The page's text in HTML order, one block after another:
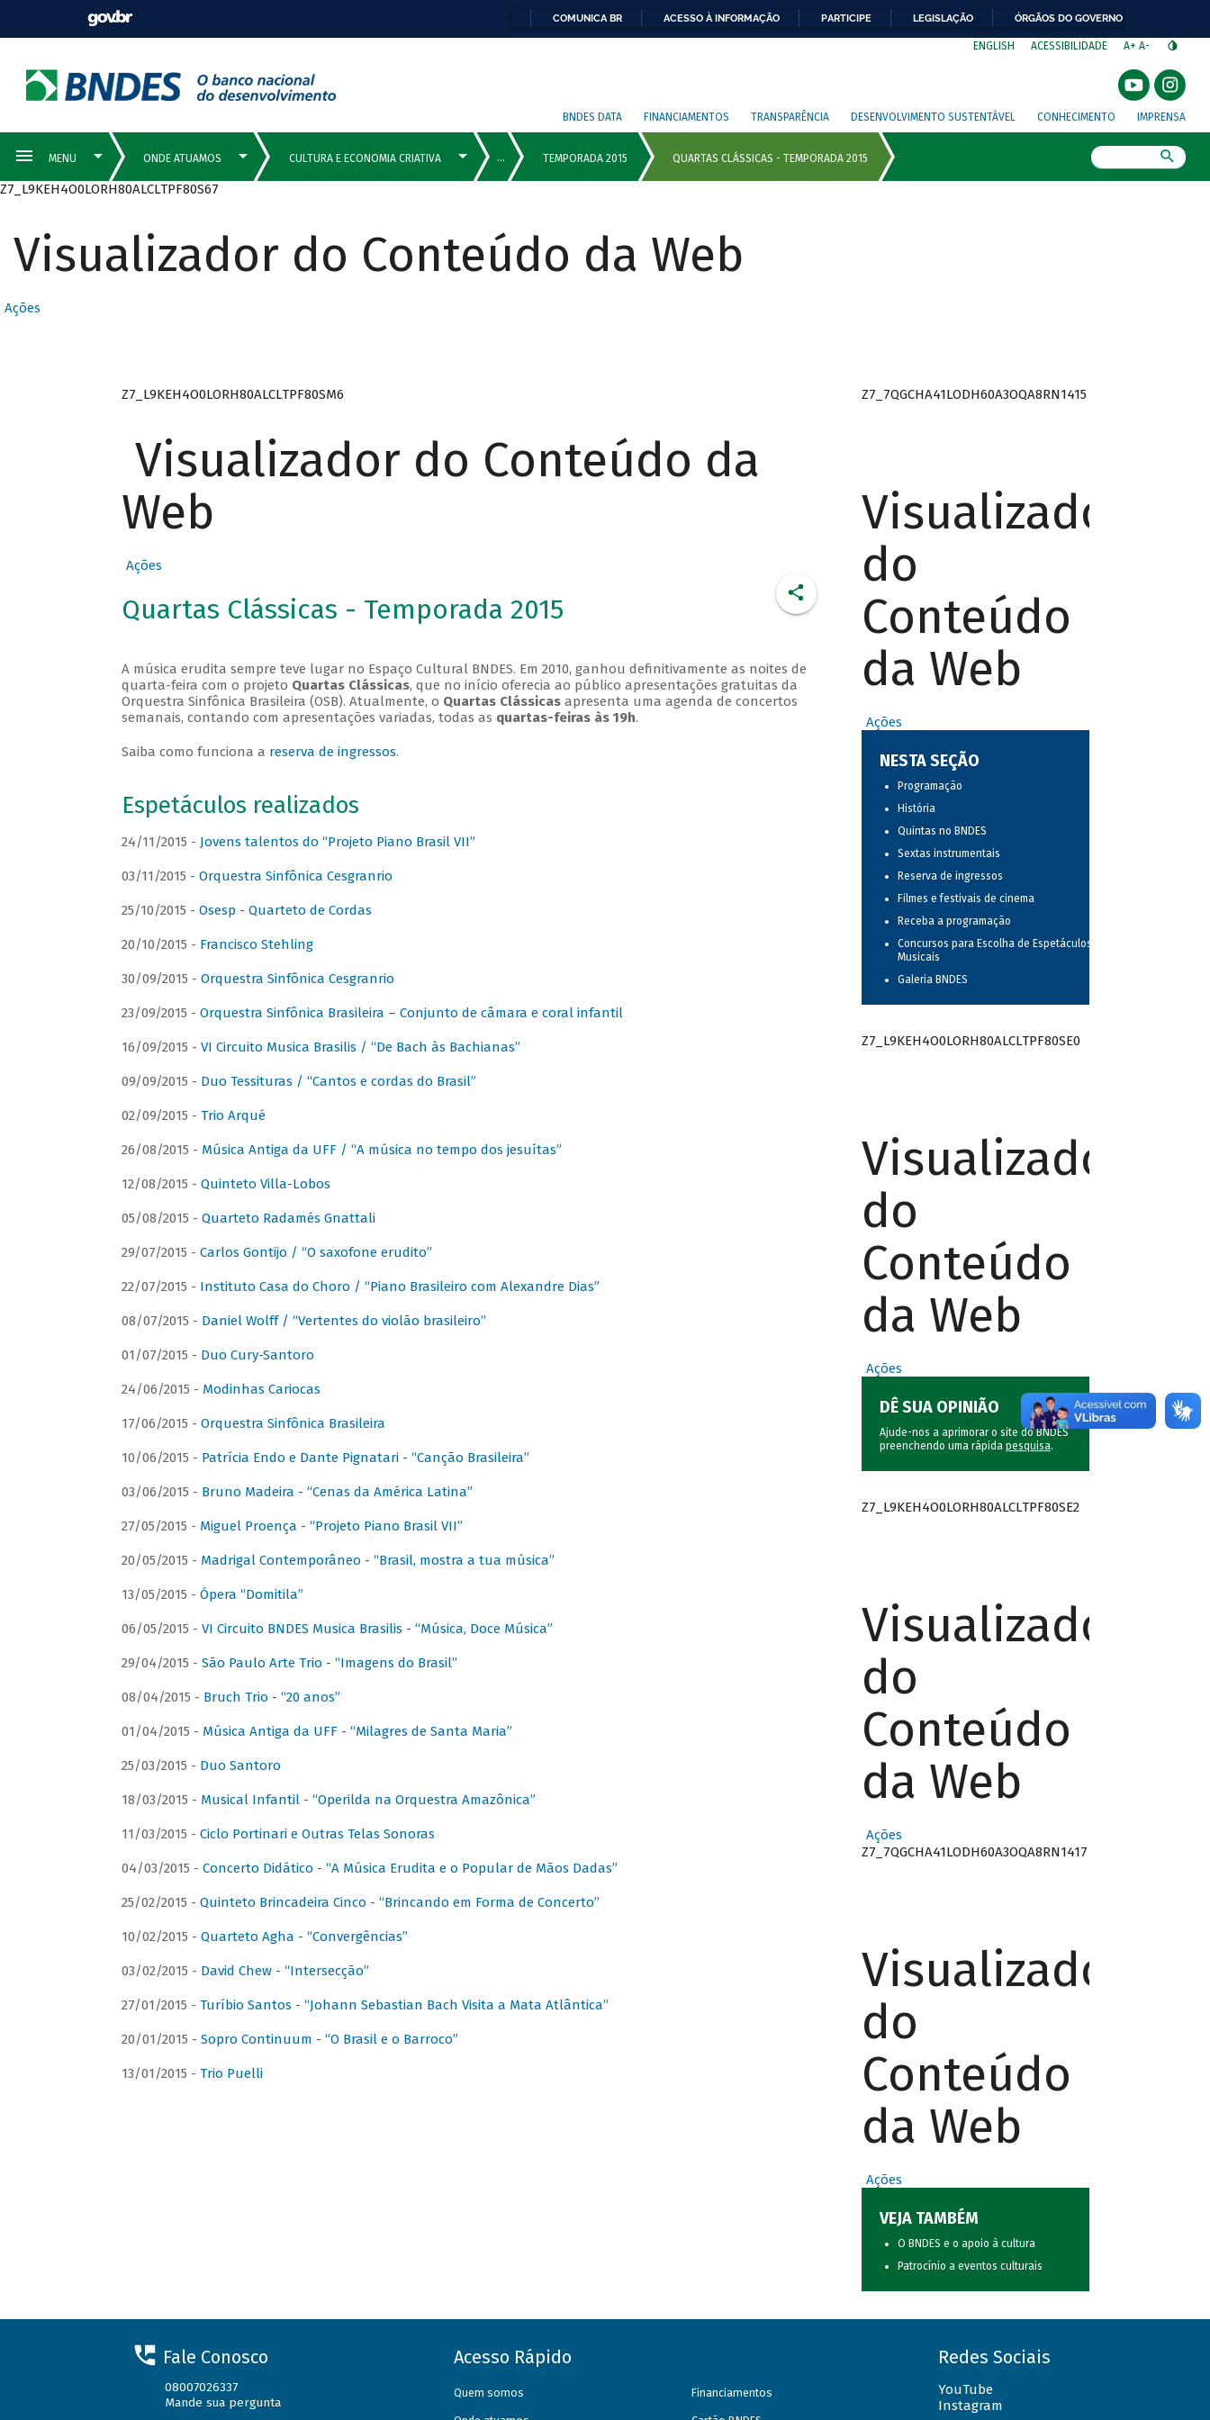
COMUNICA BR ACESSO À INFORMAÇÃO PARTICIPE LEGISLAÇÃO ÓRGÃOS DO GOVERNO
ENGLISH ACESSIBILIDADE A+ A-
BNDES DATA FINANCIAMENTOS TRANSPARÊNCIA DESENVOLVIMENTO SUSTENTÁVEL CONHECIMENTO IMPRENSA
Z7_L9KEH4O0LORH80ALCLTPF80S67
Visualizador do Conteúdo da Web
Ações
Z7_L9KEH4O0LORH80ALCLTPF80SM6
Visualizador do Conteúdo da
Web
Ações
Quartas Clássicas - Temporada 2015
A música erudita sempre teve lugar no Espaço Cultural BNDES. Em 2010, ganhou definitivamente as noites de
quarta-feira com o projeto Quartas Clássicas, que no início oferecia ao público apresentações gratuitas da
Orquestra Sinfônica Brasileira (OSB). Atualmente, o Quartas Clássicasapresenta uma agenda de concertos
semanais, contando com apresentações variadas, todas as quartas-feiras às 19h.
Saiba como funciona a reserva de ingressos.
Espetáculos realizados
24/11/2015 - Jovens talentos do “Projeto Piano Brasil VII”
03/11/2015 - Orquestra Sinfônica Cesgranrio
25/10/2015 - Osesp - Quarteto de Cordas
20/10/2015 - Francisco Stehling
30/09/2015 - Orquestra Sinfônica Cesgranrio
23/09/2015 - Orquestra Sinfônica Brasileira – Conjunto de câmara e coral infantil
16/09/2015 - VI Circuito Musica Brasilis / “De Bach às Bachianas”
09/09/2015 - Duo Tessituras / “Cantos e cordas do Brasil”
02/09/2015 - Trio Arqué
26/08/2015 - Música Antiga da UFF / “A música no tempo dos jesuítas”
12/08/2015 - Quinteto Villa-Lobos
05/08/2015 - Quarteto Radamés Gnattali
29/07/2015 - Carlos Gontijo / “O saxofone erudito”
22/07/2015 - Instituto Casa do Choro / “Piano Brasileiro com Alexandre Dias”
08/07/2015 - Daniel Wolff / “Vertentes do violão brasileiro”
01/07/2015 - Duo Cury-Santoro
24/06/2015 - Modinhas Cariocas
17/06/2015 - Orquestra Sinfônica Brasileira
10/06/2015 - Patrícia Endo e Dante Pignatari - “Canção Brasileira”
03/06/2015 - Bruno Madeira - “Cenas da América Latina”
27/05/2015 - Miguel Proença - “Projeto Piano Brasil VII”
20/05/2015 - Madrigal Contemporâneo - “Brasil, mostra a tua música”
13/05/2015 - Ópera “Domitila”
06/05/2015 - VI Circuito BNDES Musica Brasilis - “Música, Doce Música”
29/04/2015 - São Paulo Arte Trio - “Imagens do Brasil”
08/04/2015 - Bruch Trio - “20 anos”
01/04/2015 - Música Antiga da UFF - “Milagres de Santa Maria”
25/03/2015 - Duo Santoro
18/03/2015 - Musical Infantil - “Operilda na Orquestra Amazônica”
11/03/2015 - Ciclo Portinari e Outras Telas Sonoras
04/03/2015 - Concerto Didático - “A Música Erudita e o Popular de Mãos Dadas”
25/02/2015 - Quinteto Brincadeira Cinco - “Brincando em Forma de Concerto”
10/02/2015 - Quarteto Agha - “Convergências”
03/02/2015 - David Chew - “Intersecção”
27/01/2015 - Turíbio Santos - “Johann Sebastian Bach Visita a Mata Atlântica”
20/01/2015 - Sopro Continuum - “O Brasil e o Barroco”
13/01/2015 - Trio Puelli
Z7_7QGCHA41LODH60A3OQA8RN1415
Visualizador
do
Conteúdo
da Web
Ações
NESTA SEÇÃO
Programação
História
Quintas no BNDES
Sextas instrumentais
Reserva de ingressos
Filmes e festivais de cinema
Receba a programação
Concursos para Escolha de Espetáculos
Musicais
Galeria BNDES
Z7_L9KEH4O0LORH80ALCLTPF80SE0
Visualizador
do
Conteúdo
da Web
Ações
DÊ SUA OPINIÃO
Ajude-nos a aprimorar o site do BNDES
preenchendo uma rápida pesquisa.
Z7_L9KEH4O0LORH80ALCLTPF80SE2
Visualizador
do
Conteúdo
da Web
Ações
Z7_7QGCHA41LODH60A3OQA8RN1417
Visualizador
do
Conteúdo
da Web
Ações
VEJA TAMBÉM
O BNDES e o apoio à cultura
Patrocínio a eventos culturais
Fale Conosco
08007026337
Mande sua pergunta
Acesso Rápido
Quem somos Financiamentos
Redes Sociais
YouTube
Instagram